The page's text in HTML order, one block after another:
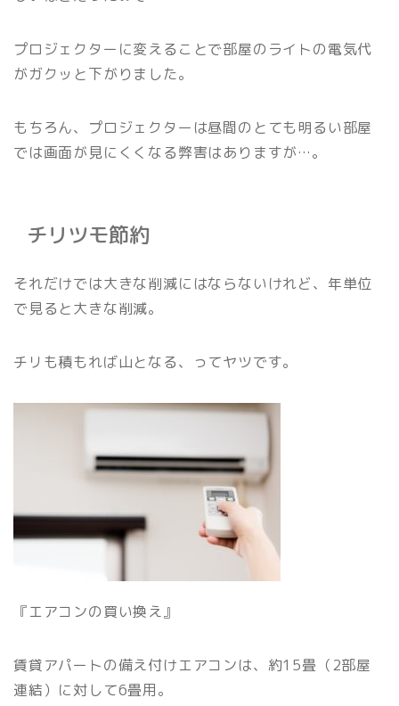
プロジェクターに変えることで部屋のライトの電気代
がガクッと下がりました。
もちろん、プロジェクターは昼間のとても明るい部屋
では画面が見にくくなる弊害はありますが…。
チリツモ節約
それだけでは大きな削減にはならないけれど、年単位
で見ると大きな削減。
チリも積もれば山となる、ってヤツです。
『エアコンの買い換え』
賃貸アパートの備え付けエアコンは、約15畳（2部屋
連結）に対して6畳用。